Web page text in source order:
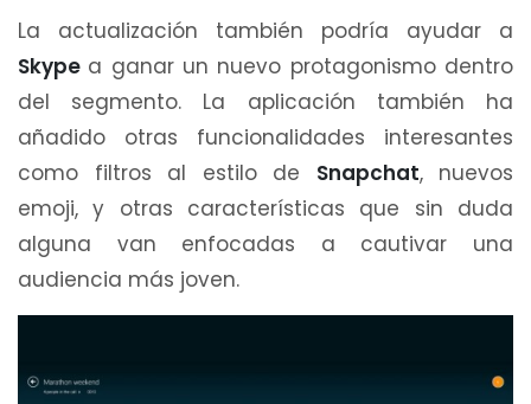
La actualización también podría ayudar a
Skype a ganar un nuevo protagonismo dentro
del segmento. La aplicación también ha
añadido otras funcionalidades interesantes
como filtros al estilo de Snapchat, nuevos
emoji, y otras características que sin duda
alguna van enfocadas a cautivar una
audiencia más joven.